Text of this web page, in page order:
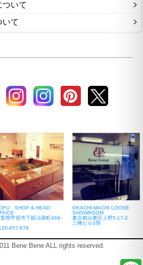
いて
いて
SHOP & HEAD
梨県甲府市下鍛冶屋町469-
457-678
OKACHI-MACHI LOOSE
SHOWROOM
東京都台東区上野5-17-2
三橋ビル1階
Bene Bene ALL rights reserved.